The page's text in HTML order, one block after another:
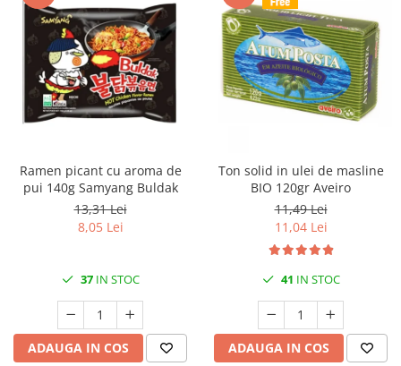
Ramen picant cu aroma de
pui 140g Samyang Buldak
13,31 Lei
8,05 Lei
37IN STOC
ADAUGA IN COS
Ton solid in ulei de masline
BIO 120gr Aveiro
11,49 Lei
11,04 Lei
41 IN STOC
ADAUGA IN COS